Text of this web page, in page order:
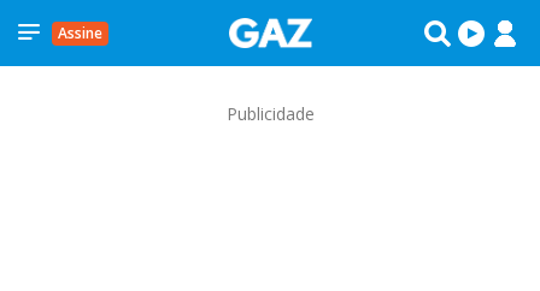
Assine
Publicidade